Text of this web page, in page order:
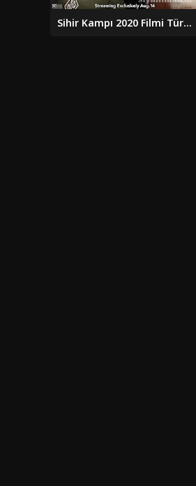
Sihir Kampı 2020 Filmi Türkçe Dublaj Altyazılı Full izle